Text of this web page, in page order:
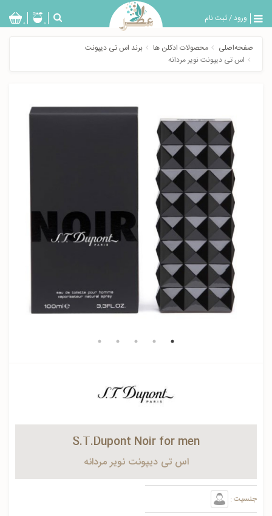
ورود/ثبت نام
بازگشت
0 0
صفحه‌اصلی محصولات ادکلن ها
برند اس تی دیپونت
اس تی دیپونت نویر مردانه
S.T.Dupont Noir for men
اس تی دیپونت نویر مردانه
جنسیت :